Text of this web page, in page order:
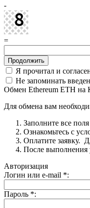
-
=
Я прочитал и
Не запоминать
Обмен Ethereum ETH на
Для обмена вам
Заполните все
Ознакомьтесь с
Оплатите заявку.
После выполнения
Авторизация
Логин или e-mail *:
Пароль *: